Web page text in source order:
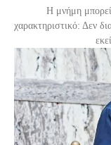
H μνήμη
χαρακτηριστικό: Δεν